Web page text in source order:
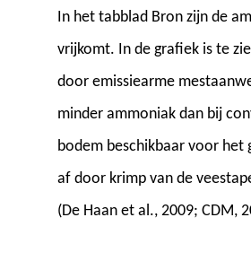
In het tabblad Bron zijn de
vrijkomt. In de grafiek is te
door emissiearme
minder ammoniak dan bij
bodem beschikbaar voor het
af door krimp van de
(De Haan et al., 2009; CDM,